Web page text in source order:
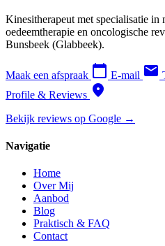
Kinesitherapeut met specialisatie in
oedeemtherapie en oncologische
Bunsbeek (Glabbeek).
Maak een afspraak calendar_today E-mail email
Profile & Reviews location_on
Bekijk reviews op Google →
Navigatie
Home
Over Mij
Aanbod
Blog
Praktisch & FAQ
Contact